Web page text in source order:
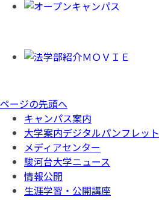
ページの先頭へ
キャンパス案内
大学案内デジタルパンフレット
メディアセンター
駿河台大学ニュース
情報公開
生涯学習・公開講座